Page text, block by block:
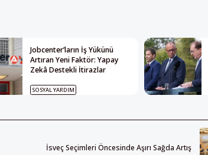
Jobcenter’ların İş Yükünü
Artıran Yeni Faktör: Yapay
Zekâ Destekli İtirazlar
SOSYAL YARDIM
İsveç Seçimleri Öncesinde Aşırı Sağda Artış